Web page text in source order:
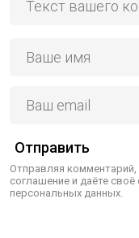
Отправить
Отправляя
соглашение и даёте
персональных данных.